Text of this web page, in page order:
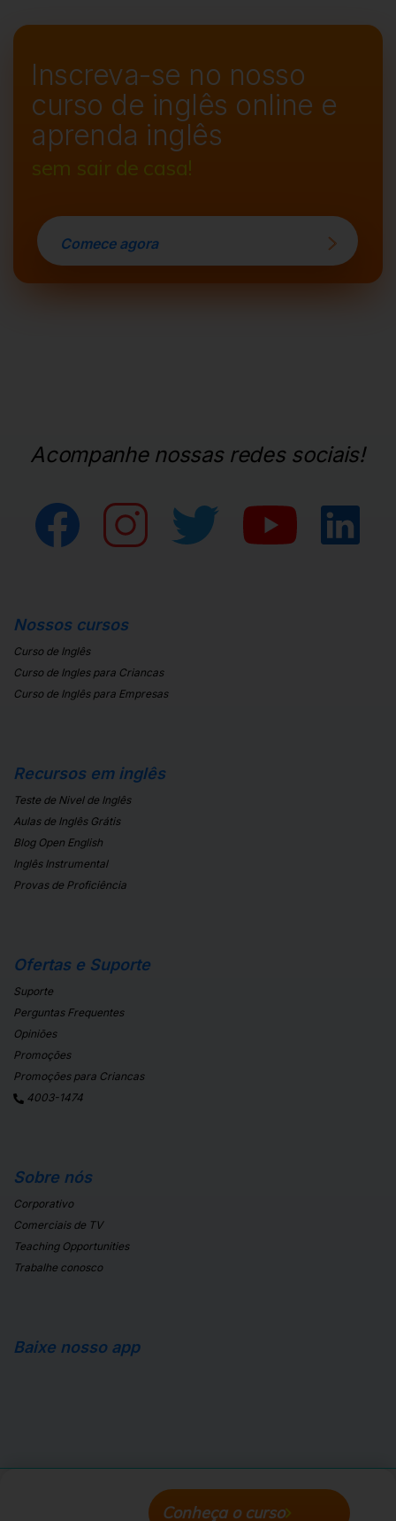
Inscreva-se no nosso
curso de inglês online e
aprenda inglês
sem sair de casa!
Comece agora
Acompanhe nossas redes sociais!
Nossos cursos
Curso de Inglês
Curso de Ingles para Criancas
Curso de Inglês para Empresas
Recursos em inglês
Teste de Nivel de Inglês
Aulas de Inglês Grátis
Blog Open English
Inglês Instrumental
Provas de Proficiência
Ofertas e Suporte
Suporte
Perguntas Frequentes
Opiniões
Promoções
Promoções para Criancas
4003-1474
Sobre nós
Corporativo
Comerciais de TV
Teaching Opportunities
Trabalhe conosco
Baixe nosso app
Conheça o curso